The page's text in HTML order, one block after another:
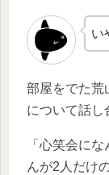
い
部屋をでた荒
について話し
「心笑会に
んが2人だけ